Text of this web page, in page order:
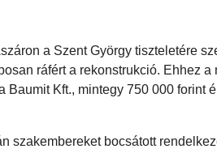
a Szent György tiszteletére
ráfért a rekonstrukció. Ehhez a
Kft., mintegy 750 000 forint
szakembereket bocsátott